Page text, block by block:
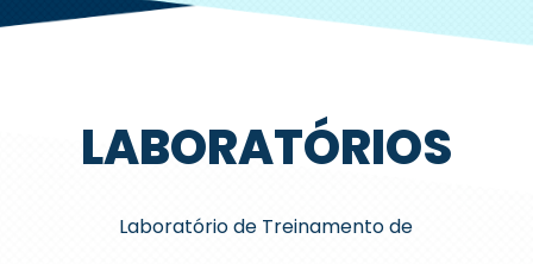
LABORATÓRIOS
Laboratório de Treinamento de